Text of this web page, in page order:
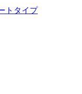
トタイプ